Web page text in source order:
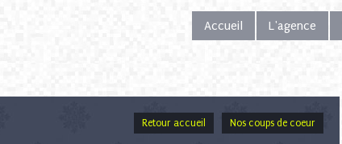
Accueil L'agence
Retour accueil Nos coups de coeur